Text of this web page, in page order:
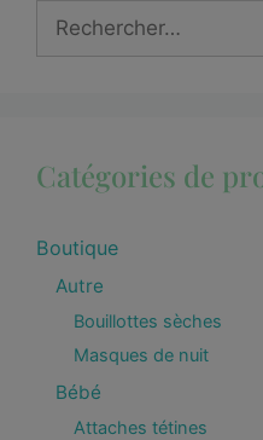
Catégories de
Boutique
Autre
Bouillottes sèches
Masques de nuit
Bébé
Attaches tétines